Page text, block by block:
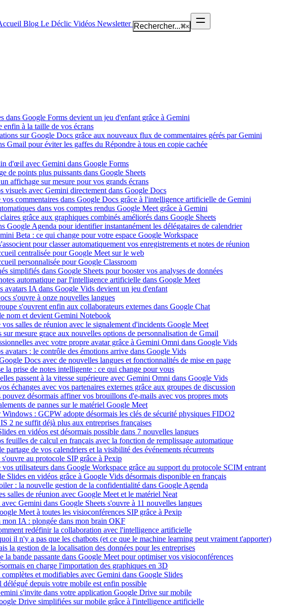
Blog Le Déclic Vidéos Newsletter Rechercher...⌘K
dans Google Forms devient un jeu d'enfant grâce à Gemini
enfin à la taille de vos écrans
sur Google Docs grâce aux nouveaux flux de commentaires gérés par Gemini
Gmail pour éviter les gaffes du Répondre à tous en copie cachée
d'œil avec Gemini dans Google Forms
de points plus puissants dans Google Sheets
affichage sur mesure pour vos grands écrans
visuels avec Gemini directement dans Google Docs
commentaires dans Google Docs grâce à l'intelligence artificielle de Gemini
dans vos comptes rendus Google Meet grâce à Gemini
grâce aux graphiques combinés améliorés dans Google Sheets
Google Agenda pour identifier instantanément les délégataires de calendrier
Beta : ce qui change pour votre espace Google Workspace
pour classer automatiquement vos enregistrements et notes de réunion
centralisée pour Google Meet sur le web
personnalisée pour Google Classroom
simplifiés dans Google Sheets pour booster vos analyses de données
automatique par l'intelligence artificielle dans Google Meet
avatars IA dans Google Vids devient un jeu d'enfant
s'ouvre à onze nouvelles langues
s'ouvrent enfin aux collaborateurs externes dans Google Chat
nom et devient Gemini Notebook
salles de réunion avec le signalement d'incidents Google Meet
mesure grace aux nouvelles options de personnalisation de Gmail
avec votre propre avatar grâce à Gemini Omni dans Google Vids
avatars : le contrôle des émotions arrive dans Google Vids
Docs avec de nouvelles langues et fonctionnalités de mise en page
la prise de notes intelligente : ce qui change pour vous
passent à la vitesse supérieure avec Gemini Omni dans Google Vids
échanges avec vos partenaires externes grâce aux groupes de discussion
désormais affiner vos brouillons d'e-mails avec vos propres mots
de pannes sur le matériel Google Meet
Windows : GCPW adopte désormais les clés de sécurité physiques FIDO2
2 ne suffit déjà plus aux entreprises françaises
en vidéos est désormais possible dans 7 nouvelles langues
feuilles de calcul en français avec la fonction de remplissage automatique
partage de vos calendriers et la visibilité des événements récurrents
au protocole SIP grâce à Pexip
utilisateurs dans Google Workspace grâce au support du protocole SCIM entrant
Slides en vidéos grâce à Google Vids désormais disponible en français
: la nouvelle gestion de la confidentialité dans Google Agenda
salles de réunion avec Google Meet et le matériel Neat
Gemini dans Google Sheets s'ouvre à 11 nouvelles langues
Meet à toutes les visioconférences SIP grâce à Pexip
mon IA : plongée dans mon brain OKF
redéfinir la collaboration avec l'intelligence artificielle
il n'y a pas que les chatbots (et ce que le machine learning peut vraiment t'apporter)
la gestion de la localisation des données pour les entreprises
la bande passante dans Google Meet pour optimiser vos visioconférences
en charge l'importation des graphiques en 3D
complètes et modifiables avec Gemini dans Google Slides
depuis votre mobile est enfin possible
s'invite dans votre application Google Drive sur mobile
Drive simplifiées sur mobile grâce à l'intelligence artificielle